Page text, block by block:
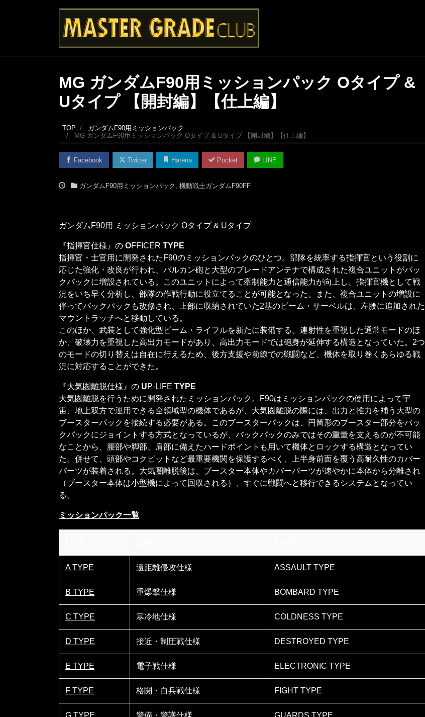
MG ガンダムF90用ミッションパック Oタイプ &
Uタイプ 【開封編】【仕上編】
TOP
ガンダムF90用ミッションパック
MG ガンダムF90用ミッションパック Oタイプ & Uタイプ 【開封編】【仕上編】
Facebook Twitter Hatena Pocket LINE
ガンダムF90用ミッションパック 機動戦士ガンダムF90FF
ガンダムF90用 ミッションパック Oタイプ & Uタイプ
『指揮官仕様』の OFFICER TYPE
指揮官・士官用に開発されたF90のミッションパックのひとつ。部隊を統率する指揮官という役割に
応じた強化・改良が行われ、バルカン砲と大型のブレードアンテナで構成された複合ユニットがバッ
クパックに増設されている。このユニットによって牽制能力と通信能力が向上し、指揮官機として戦
況をいち早く分析し、部隊の作戦行動に役立てることが可能となった。また、複合ユニットの増設に
伴ってバックパックも改修され、上部に収納されていた2基のビーム・サーベルは、左腰に追加された
マウントラッチへと移動している。
このほか、武装として強化型ビーム・ライフルを新たに装備する。連射性を重視した通常モードのほ
か、破壊力を重視した高出力モードがあり、高出力モードでは砲身が延伸する構造となっていた。2つ
のモードの切り替えは自在に行えるため、後方支援や前線での戦闘など、機体を取り巻くあらゆる戦
況に対応することができた。
『大気圏離脱仕様』の UP-LIFE TYPE
大気圏離脱を行うために開発されたミッションパック。F90はミッションパックの使用によって宇
宙、地上双方で運用できる全領域型の機体であるが、大気圏離脱の際には、出力と推力を補う大型の
ブースターパックを接続する必要がある。このブースターパックは、円筒形のブースター部分をバッ
クパックにジョイントする方式となっているが、バックパックのみではその重量を支えるのが不可能
なことから、腰部や脚部、肩部に備えたハードポイントも用いて機体とロックする構造となってい
た。併せて、頭部やコクピットなど最重要機関を保護するべく、上半身前面を覆う高耐久性のカバー
パーツが装着される。大気圏離脱後は、ブースター本体やカバーパーツが速やかに本体から分離され
（ブースター本体は小型機によって回収される）、すぐに戦闘へと移行できるシステムとなってい
る。
ミッションパック一覧
A TYPE 遠距離侵攻仕様 ASSAULT TYPE
B TYPE 重爆撃仕様 BOMBARD TYPE
C TYPE 寒冷地仕様 COLDNESS TYPE
D TYPE 接近・制圧戦仕様 DESTROYED TYPE
E TYPE 電子戦仕様 ELECTRONIC TYPE
F TYPE 格闘・白兵戦仕様 FIGHT TYPE
G TYPE 警備・警護仕様 GUARDS TYPE